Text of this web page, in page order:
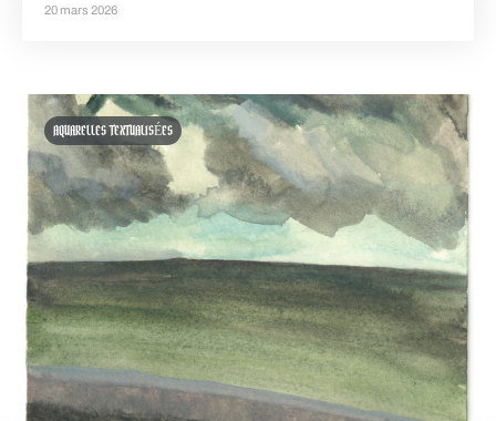
20 mars 2026
AQUARELLES TEXTUALISÉES